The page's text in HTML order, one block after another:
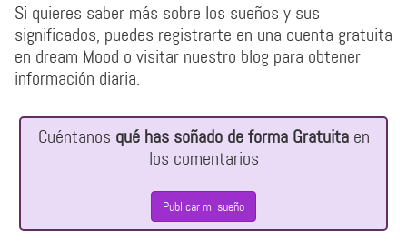
Si quieres saber más sobre los sueños y sus
significados, puedes registrarte en una cuenta gratuita
en dream Mood o visitar nuestro blog para obtener
información diaria.
Cuéntanos qué has soñado de forma Gratuitaen
los comentarios
Publicar mi sueño